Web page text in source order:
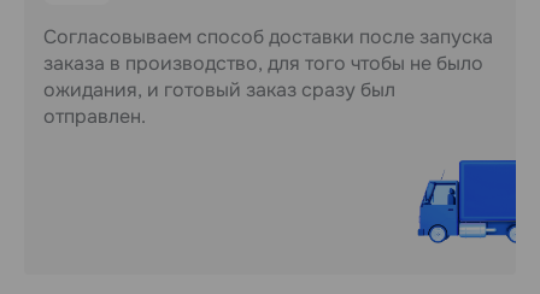
Согласовываем способ доставки после запуска
заказа в производство, для того чтобы не было
ожидания, и готовый заказ сразу был
отправлен.